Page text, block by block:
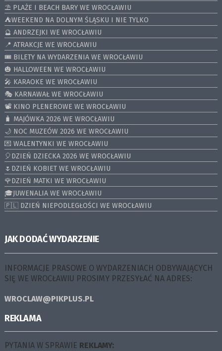
⛱️ PLAŻE I BEACH BARY WE WROCŁAWIU
⛺️WEEKEND NA DOLNYM ŚLĄSKU I NIE TYLKO
🔮 ANDRZEJKI WE WROCŁAWIU
📍 ATRAKCJE WE WROCŁAWIU
🎟️ BILETY NA WYDARZENIA WE WROCŁAWIU
🎃 HALLOWEEN WE WROCŁAWIU
🎤 KARAOKE WE WROCŁAWIU
🎭 KARNAWAŁ WE WROCŁAWIU
📽️ KINO PLENEROWE WE WROCŁAWIU
🧳 MAJÓWKA 2026 WE WROCŁAWIU
🌙 NOC MUZEÓW 2026 WE WROCŁAWIU
💌 WALENTYNKI WE WROCŁAWIU
🎈DZIEŃ DZIECKA 2026 WE WROCŁAWIU
🌷DZIEŃ KOBIET WE WROCŁAWIU
🌹DZIEŃ MATKI WE WROCŁAWIU
🎓JUWENALIA WE WROCŁAWIU
🇵🇱 DZIEŃ NIEPODLEGŁOŚCI WE WROCŁAWIU
JAK DODAĆ WYDARZENIE
INFORMACJE PRASOWE O WYDARZENIACH ODBYWAJĄCYCH
SIĘ WE WROCŁAWIU PROSIMY PRZESYŁAĆ NA ADRES:
WROCLAW@PIKPLUS.PL
REKLAMA
PYTANIA W SPRAWIE REKLAMY: